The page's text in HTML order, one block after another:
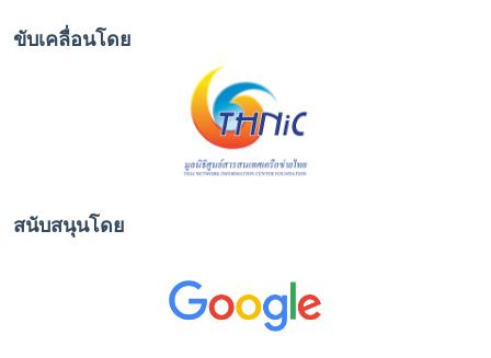
ขับเคลื่อนโดย
สนับสนุนโดย